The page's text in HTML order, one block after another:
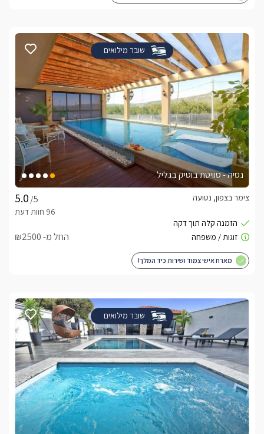
שובר מילואים
נסיה - סוויטת בוטיק בגליל
/5
צימר בצפון, נטועה
החל מ- ₪2500
מארח אישי צמוד ושירות כיד המלך!
שובר מילואים